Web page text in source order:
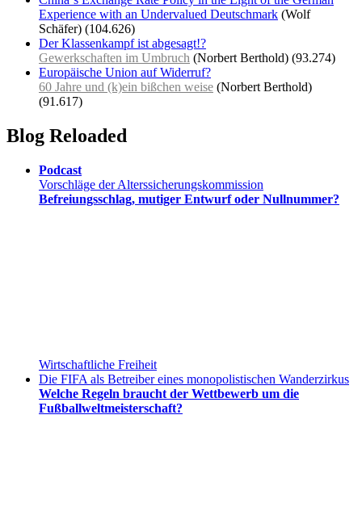
Experience with an Undervalued Deutschmark (Wolf
Schäfer) (104.626)
Der Klassenkampf ist abgesagt!?
Gewerkschaften im Umbruch (Norbert Berthold) (93.274)
Europäische Union auf Widerruf?
60 Jahre und (k)ein bißchen weise (Norbert Berthold)
(91.617)
Blog Reloaded
Podcast
Vorschläge der Alterssicherungskommission
Befreiungsschlag, mutiger Entwurf oder Nullnummer?
Wirtschaftliche Freiheit
Die FIFA als Betreiber eines monopolistischen Wanderzirkus
Welche Regeln braucht der Wettbewerb um die
Fußballweltmeisterschaft?